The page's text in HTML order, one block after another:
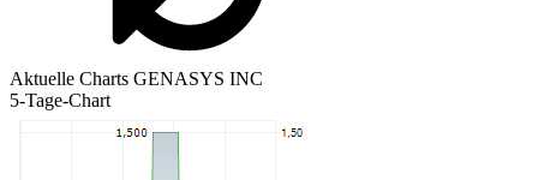
Aktuelle Charts GENASYS INC
5-Tage-Chart